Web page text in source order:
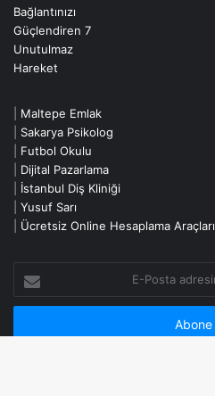
Maltepe Emlak
Sakarya Psikolog
Futbol Okulu
Dijital Pazarlama
İstanbul Diş Kliniği
Yusuf Sarı
Ücretsiz Online Hesaplama Araçları
Posta
adresinizi